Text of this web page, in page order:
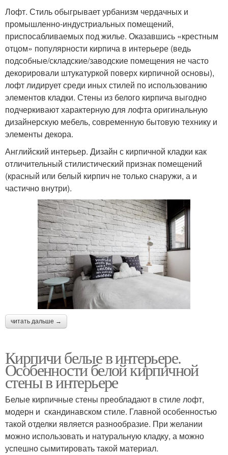
Лофт. Стиль обыгрывает урбанизм чердачных и
промышленно-индустриальных помещений,
приспосабливаемых под жилье. Оказавшись «крестным
отцом» популярности кирпича в интерьере (ведь
подсобные/складские/заводские помещения не часто
декорировали штукатуркой поверх кирпичной основы),
лофт лидирует среди иных стилей по использованию
элементов кладки. Стены из белого кирпича выгодно
подчеркивают характерную для лофта оригинальную
дизайнерскую мебель, современную бытовую технику и
элементы декора.
Английский интерьер. Дизайн с кирпичной кладки как
отличительный стилистический признак помещений
(красный или белый кирпич не только снаружи, а и
частично внутри).
читать дальше →
Кирпичи белые в интерьере.
Особенности белой кирпичной
стены в интерьере
Белые кирпичные стены преобладают в стиле лофт,
модерн и скандинавском стиле. Главной особенностью
такой отделки является разнообразие. При желании
можно использовать и натуральную кладку, а можно
успешно сымитировать такой материал.